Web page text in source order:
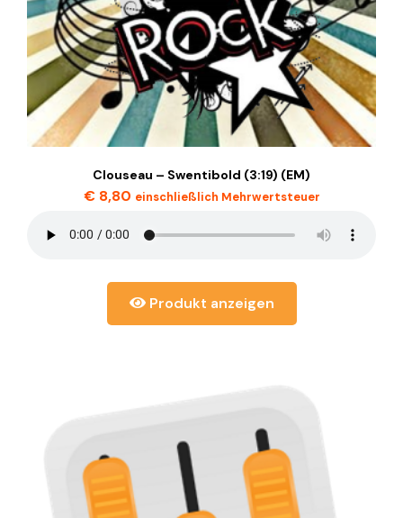
Clouseau – Swentibold (3:19) (EM)
€8,80 einschließlich Mehrwertsteuer
Produkt anzeigen